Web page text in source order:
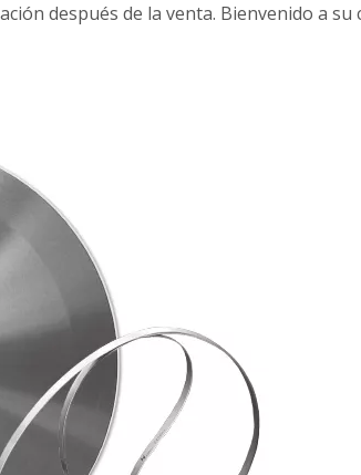
después de la venta. Bienvenido a su